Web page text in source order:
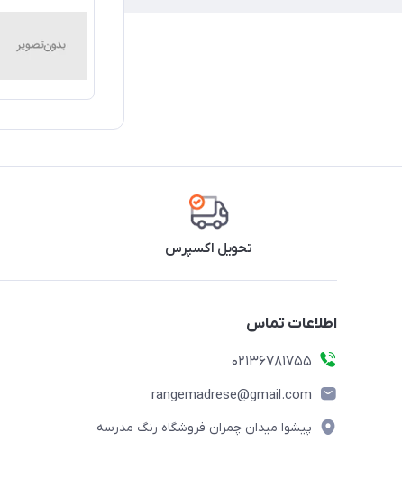
تحویل اکسپرس
اطلاعات تماس
02136781755
rangemadrese@gmail.com
پیشوا میدان چمران فروشگاه رنگ مدرسه